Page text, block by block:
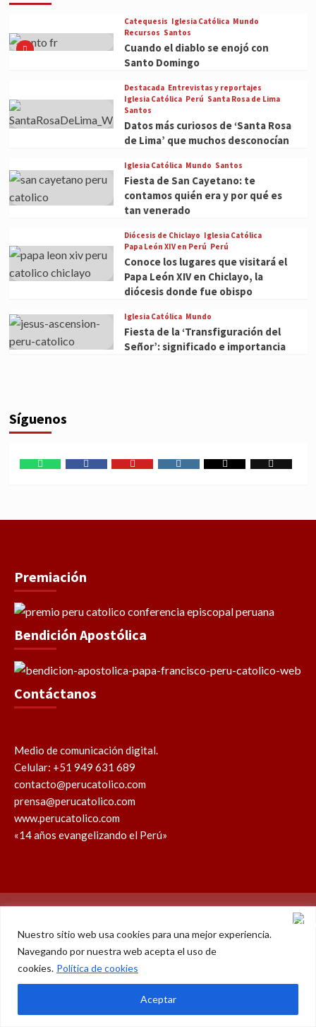
Nuestro sitio web usa cookies para una mejor experiencia.
Navegando por nuestra web acepta el uso de
cookies. Política de cookies
Aceptar
Catequesis Iglesia Católica Mundo
Recursos Santos
Cuando el diablo se enojó con
Santo Domingo
Destacada Entrevistas y reportajes
Iglesia Católica Perú Santa Rosa de Lima
Santos
Datos más curiosos de ‘Santa Rosa
de Lima’ que muchos desconocían
Iglesia Católica Mundo Santos
Fiesta de San Cayetano: te
contamos quién era y por qué es
tan venerado
Diócesis de Chiclayo Iglesia Católica
Papa León XIV en Perú Perú
Conoce los lugares que visitará el
Papa León XIV en Chiclayo, la
diócesis donde fue obispo
Iglesia Católica Mundo
Fiesta de la ‘Transfiguración del
Señor’: significado e importancia
Síguenos
Premiación
Bendición Apostólica
Contáctanos
Medio de comunicación digital.
Celular: +51 949 631 689
contacto@perucatolico.com
prensa@perucatolico.com
www.perucatolico.com
«14 años evangelizando el Perú»
Política de cookies Política de privacidad
WhatsAppFacebookYoutubeInstagram
X
© Derechos reservados 2026 – Perú Católico | 14 años
evangelizando el Perú